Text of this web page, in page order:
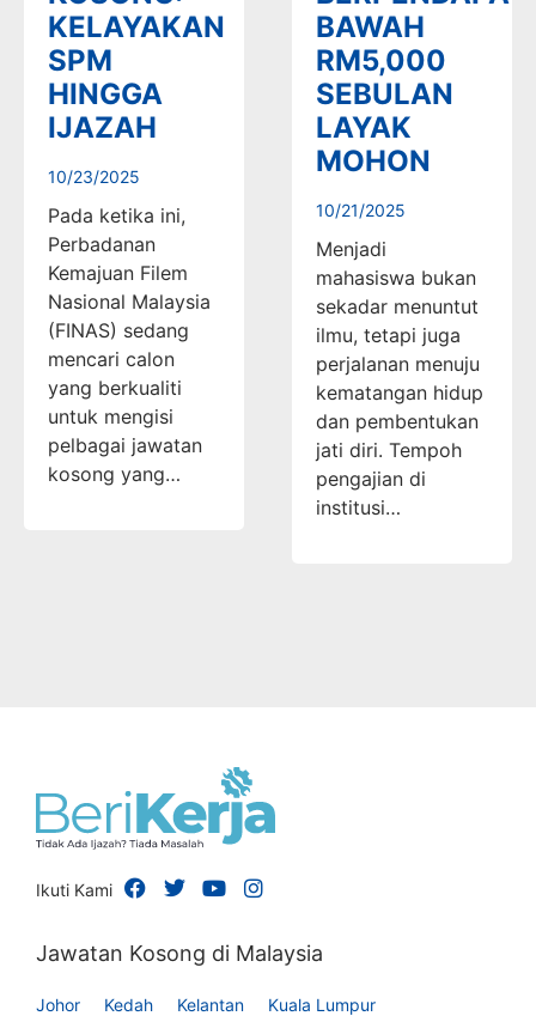
KELAYAKAN
SPM
HINGGA
IJAZAH
10/23/2025
Pada ketika ini,
Perbadanan
Kemajuan Filem
Nasional Malaysia
(FINAS) sedang
mencari calon
yang berkualiti
untuk mengisi
pelbagai jawatan
kosong yang…
BAWAH
RM5,000
SEBULAN
LAYAK
MOHON
10/21/2025
Menjadi
mahasiswa bukan
sekadar menuntut
ilmu, tetapi juga
perjalanan menuju
kematangan hidup
dan pembentukan
jati diri. Tempoh
pengajian di
institusi…
Ikuti Kami
Jawatan Kosong di Malaysia
Johor Kedah Kelantan Kuala Lumpur